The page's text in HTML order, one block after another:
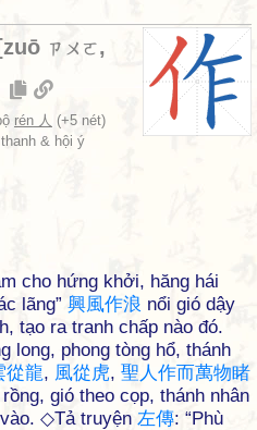
[zuō ㄗㄨㄛ,
rén 人 (+5 nét)
& hội ý
cho hứng khởi, hăng hái
lãng” 興風作浪 nổi gió dậy
tạo ra tranh chấp nào đó.
long, phong tòng hổ, thánh
從龍, 風從虎, 聖 人作而萬物睹
gió theo cọp, thánh nhân
◇Tả truyện 左傳: “Phù